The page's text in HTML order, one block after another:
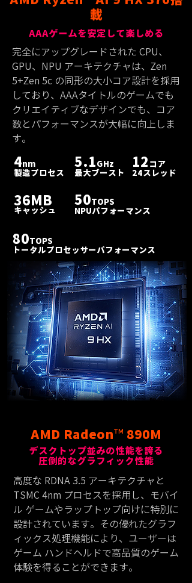
載
AAAゲームを安定して楽しめる
​完全にアップグレードされた CPU、
GPU、NPU アーキテクチャは、Zen
5+Zen 5c の同形の大小コア設計を採用
しており、AAAタイトルのゲームでも
クリエイティブなデザインでも、コア
数とパフォーマンスが大幅に向上しま
す。
4nm
製造プロセス
5.1GHz
最大ブースト
12 コア
24スレッド
36MB
キャッシュ
50TOPS
NPUパフォーマンス
80TOPS
トータルプロセッサーパフォーマンス
AMD Radeon™ 890M
デスクトップ並みの性能を誇る
圧倒的なグラフィック性能
高度な RDNA 3.5 アーキテクチャと
TSMC 4nm プロセスを採用し、モバイ
ル ゲームやラップトップ向けに特別に
設計されています。その優れたグラフ
ィックス処理機能により、ユーザーは
ゲーム ハンドヘルドで高品質のゲーム
体験を得ることができます。